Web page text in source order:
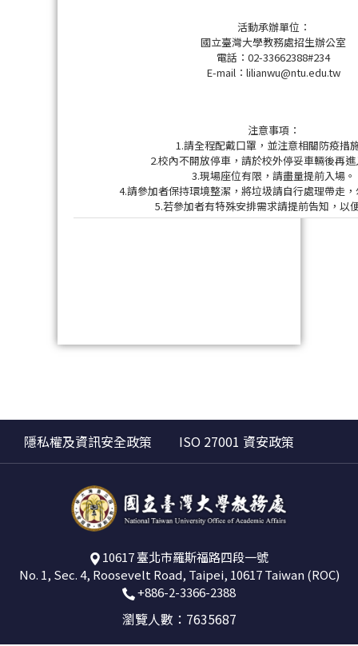
活動承辦單位：
國立臺灣大學教務處招生辦公室
電話：02-33662388#234
E-mail：lilianwu@ntu.edu.tw
注意事項：
1.請全程配戴口罩，並注意相關防疫措
2.校內不開放停車，請於校外停妥車輛後再
3.現場座位有限，請盡量提前入場。
4.請參加者保持環境整潔，將垃圾請自行處理帶走
5.若參加者有特殊安排需求請提前告知，以
隱私權及資訊安全政策 ISO 27001 資安政策
10617 臺北市羅斯福路四段一號
No. 1, Sec. 4, Roosevelt Road, Taipei, 10617 Taiwan (ROC)
+886-2-3366-2388
瀏覽人數：7635687